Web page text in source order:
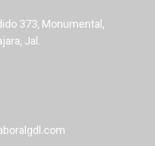
373, Monumental,
Jal.